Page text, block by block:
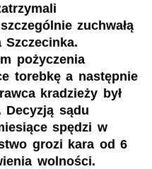
zuchwałą
pożyczenia
torebkę a następnie
kradzieży był
sądu
spędzi w
grozi kara od 6
wolności.